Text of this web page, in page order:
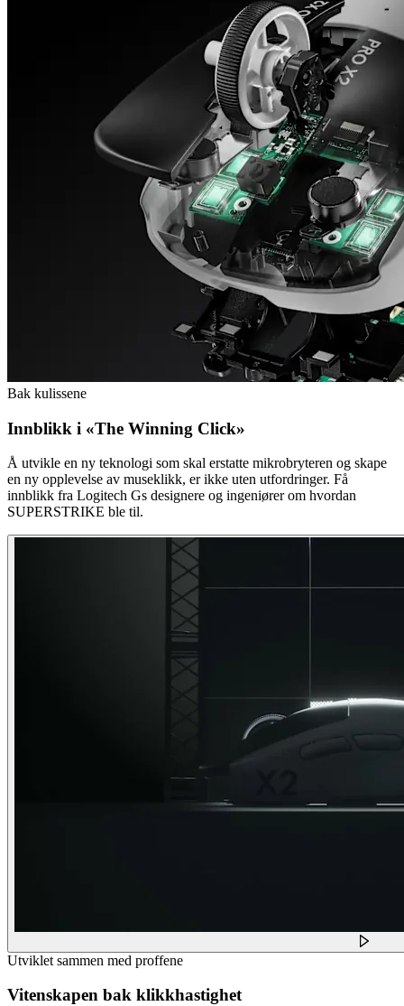
Bak kulissene
Innblikk i «The Winning Click»
Å utvikle en ny teknologi som skal erstatte mikrobryteren og skape
en ny opplevelse av museklikk, er ikke uten utfordringer. Få
innblikk fra Logitech Gs designere og ingeniører om hvordan
SUPERSTRIKE ble til.
Utviklet sammen med proffene
Vitenskapen bak klikkhastighet